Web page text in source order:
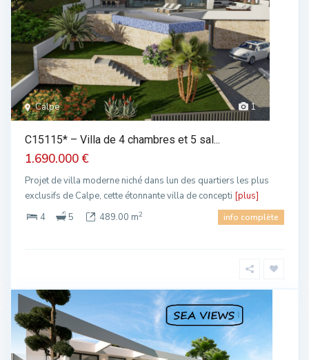
1
Calpe
C15115* – Villa de 4 chambres et 5 sal...
1.690.000 €
Projet de villa moderne niché dans lun des quartiers les plus
exclusifs de Calpe, cette étonnante villa de concepti [plus]
4
5 489.00 m2 info complète